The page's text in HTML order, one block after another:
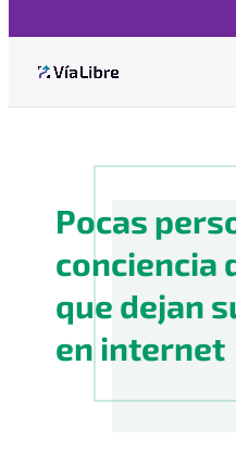
Pocas
conciencia
que dejan
en internet